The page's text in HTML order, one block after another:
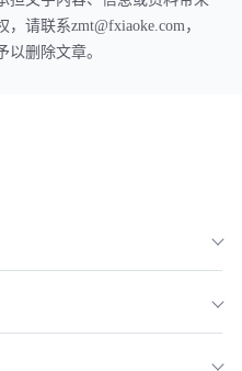
请联系zmt@fxiaoke.com，
删除文章。